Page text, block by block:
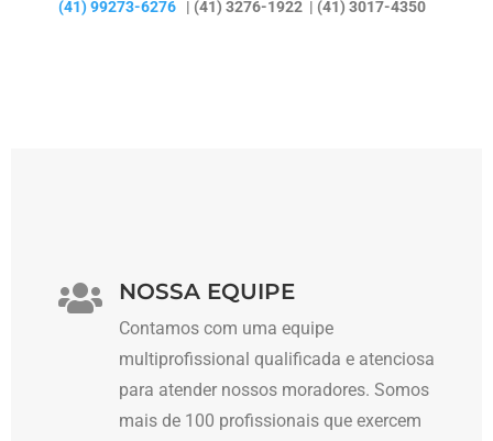
(41) 99273-6276| (41) 3276-1922 | (41) 3017-4350
 NOSSA EQUIPE
Contamos com uma equipe
multiprofissional qualificada e atenciosa
para atender nossos moradores. Somos
mais de 100 profissionais que exercem